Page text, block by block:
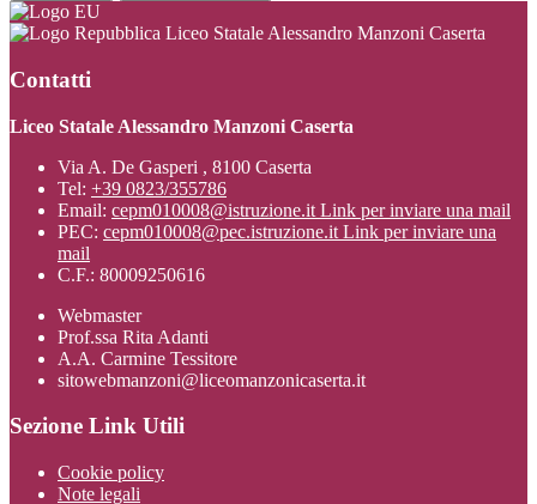
Liceo Statale Alessandro Manzoni Caserta
Contatti
Liceo Statale Alessandro Manzoni Caserta
Via A. De Gasperi , 8100 Caserta
Tel: +39 0823/355786
Email: cepm010008@istruzione.it Link per inviare una mail
PEC: cepm010008@pec.istruzione.it Link per inviare una
mail
C.F.: 80009250616
Webmaster
Prof.ssa Rita Adanti
A.A. Carmine Tessitore
sitowebmanzoni@liceomanzonicaserta.it
Sezione Link Utili
Cookie policy
Note legali